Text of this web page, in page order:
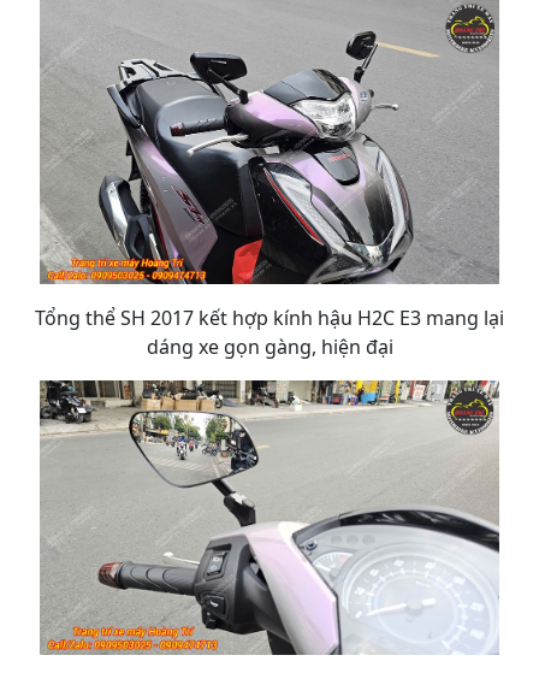
Tổng thể SH 2017 kết hợp kính hậu H2C E3 mang lại
dáng xe gọn gàng, hiện đại